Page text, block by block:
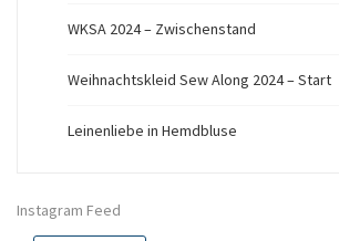
WKSA 2024 – Zwischenstand
Weihnachtskleid Sew Along 2024 – Start
Leinenliebe in Hemdbluse
Instagram Feed